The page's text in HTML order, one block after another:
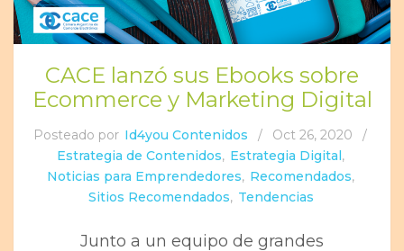
CACE lanzó sus Ebooks sobre
Ecommerce y Marketing Digital
Posteado por Id4you Contenidos / Oct 26, 2020
/
Estrategia de Contenidos, Estrategia Digital,
Noticias para Emprendedores, Recomendados,
Sitios Recomendados, Tendencias
Junto a un equipo de grandes